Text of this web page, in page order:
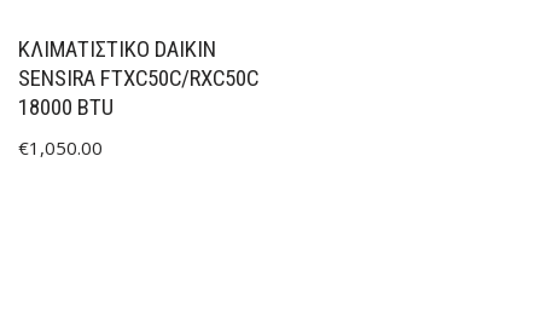
ΚΛΙΜΑΤΙΣΤΙΚΟ DAIKIN
SENSIRA FTXC50C/RXC50C
18000 BTU
€1,050.00